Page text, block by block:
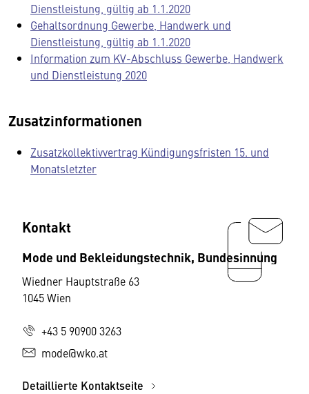
Dienstleistung, gültig ab 1.1.2020
Gehaltsordnung Gewerbe, Handwerk und
Dienstleistung, gültig ab 1.1.2020
Information zum KV-Abschluss Gewerbe, Handwerk
und Dienstleistung 2020
Zusatzinformationen
Zusatzkollektivvertrag Kündigungsfristen 15. und
Monatsletzter
Kontakt
Mode und Bekleidungstechnik, Bundesinnung
Wiedner Hauptstraße 63
1045 Wien
+43 5 90900 3263
mode@wko.at
Detaillierte Kontaktseite